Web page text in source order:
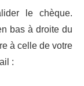
le chèque.
bas à droite du
à celle de votre
: